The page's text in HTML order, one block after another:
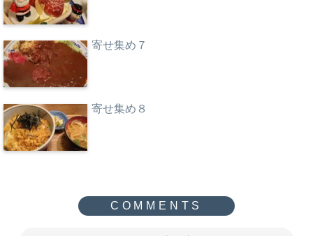
寄せ集め７
寄せ集め８